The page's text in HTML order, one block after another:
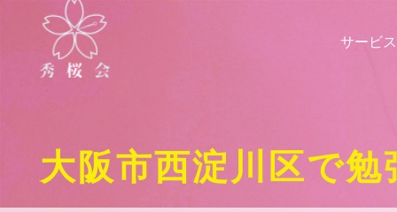
サービス
大阪市西淀川区で